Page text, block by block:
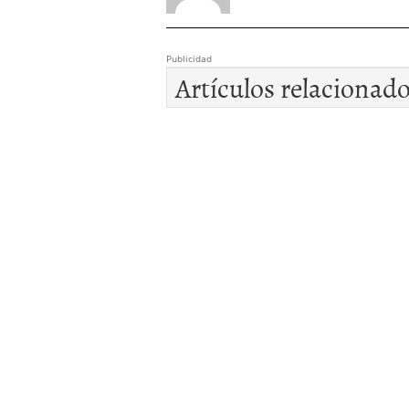
Publicidad
Artículos